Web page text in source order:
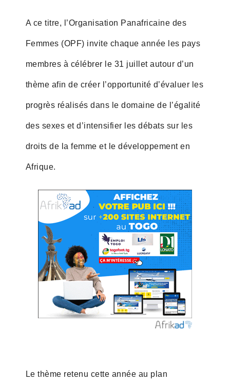
A ce titre, l’Organisation Panafricaine des
Femmes (OPF) invite chaque année les pays
membres à célébrer le 31 juillet autour d’un
thème afin de créer l’opportunité d’évaluer les
progrès réalisés dans le domaine de l’égalité
des sexes et d’intensifier les débats sur les
droits de la femme et le développement en
Afrique.
Le thème retenu cette année au plan